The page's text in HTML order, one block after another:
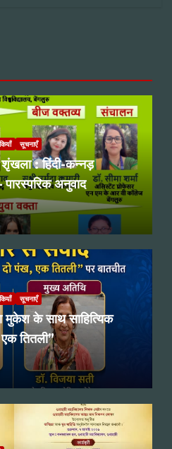
सूचनाएँ
शृंखला : हिंदी-कन्नड़
अनुवाद
सूचनाएँ
मुकेश के साथ साहित्यिक
तितली”